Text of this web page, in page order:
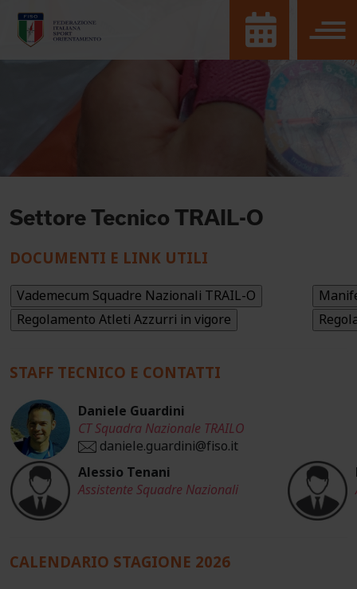
Settore Tecnico TRAIL-O
DOCUMENTI E LINK UTILI
STAFF TECNICO E CONTATTI
Daniele Guardini
CT Squadra Nazionale TRAILO
daniele.guardini@fiso.it
Alessio Tenani
Assistente Squadre Nazionali
CALENDARIO STAGIONE 2026